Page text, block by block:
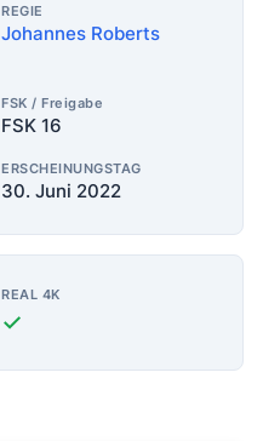
REGIE
Johannes Roberts
FSK / Freigabe
FSK 16
ERSCHEINUNGSTAG
30. Juni 2022
REAL 4K
✓